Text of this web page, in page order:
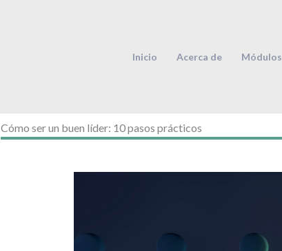
Inicio Acerca de Módulos
Cómo ser un buen líder: 10 pasos prácticos